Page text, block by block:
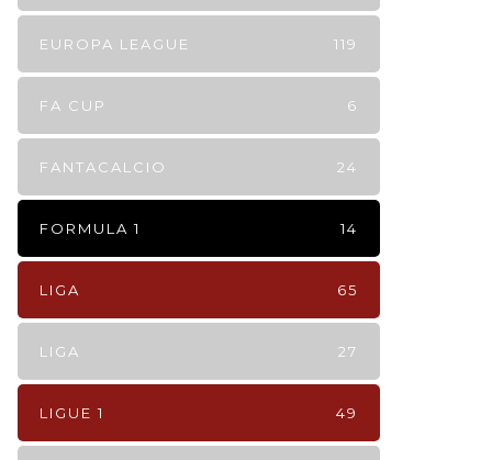
EUROPA LEAGUE 119
FA CUP 6
FANTACALCIO 24
FORMULA 1 14
LIGA 65
LIGA 27
LIGUE 1 49